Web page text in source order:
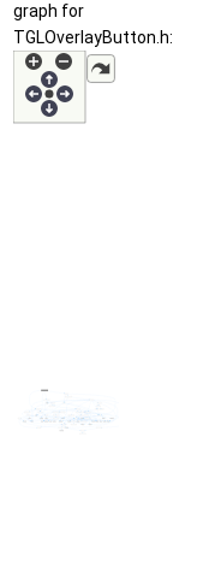
graph for
TGLOverlayButton.h: